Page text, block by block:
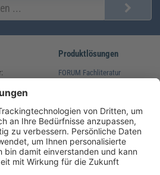
Produktlösungen
FORUM Fachliteratur
Sie uns